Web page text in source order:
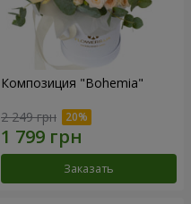
Композиция "Bohemia"
2 249 грн
Заказать